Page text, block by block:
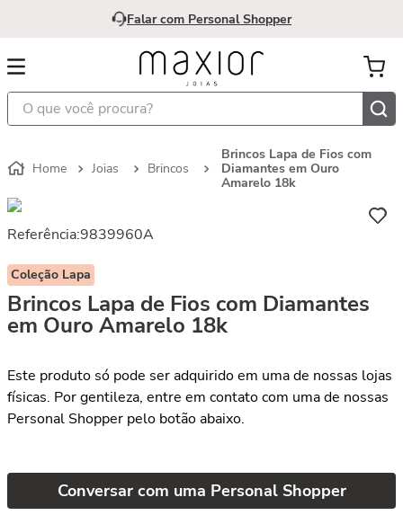
Falar com Personal Shopper
O que você procura?
Joias Brincos
Brincos Lapa de Fios com
Diamantes em Ouro
Amarelo 18k
Referência:9839960A
Coleção Lapa
Brincos Lapa de Fios com Diamantes
em Ouro Amarelo 18k
Este produto só pode ser adquirido em uma de nossas lojas
físicas. Por gentileza, entre em contato com uma de nossas
Personal Shopper pelo botão abaixo.
Conversar com uma Personal Shopper